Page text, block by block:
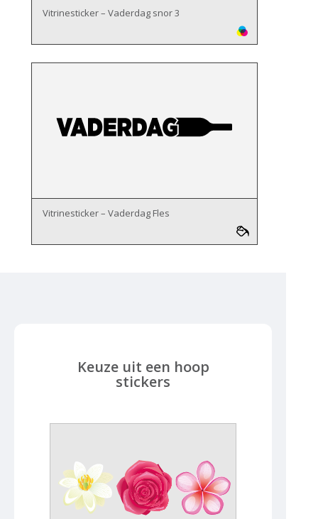
Vitrinesticker – Vaderdag snor 3
Vitrinesticker – Vaderdag Fles
Keuze uit een hoop
stickers